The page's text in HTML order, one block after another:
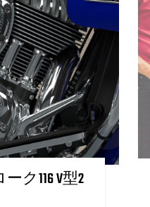
ク116 V型2